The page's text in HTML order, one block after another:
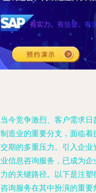
今竞争激烈、客户需求
造业的重要分支，面临
期的多重压力。引入企
信息咨询服务，已成为
的关键路径。以下是注
询服务在其中扮演的重要